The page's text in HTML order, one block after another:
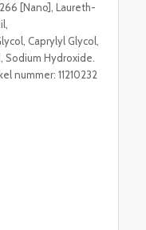
[Nano], Laureth-
Caprylyl Glycol,
Hydroxide.
nummer: 11210232